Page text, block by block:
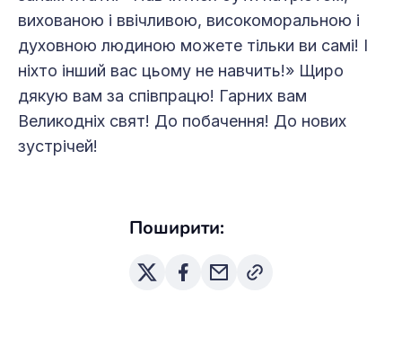
вихованою і ввічливою, високоморальною і
духовною людиною можете тільки ви самі! І
ні­хто інший вас цьому не навчить!» Щиро
дякую вам за співпрацю! Гарних вам
Великодніх свят! До побачення! До нових
зустрічей!
Поширити: